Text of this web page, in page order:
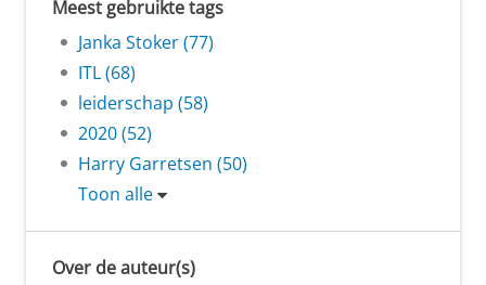
Meest gebruikte tags
Janka Stoker (77)
ITL (68)
leiderschap (58)
2020 (52)
Harry Garretsen (50)
Toon alle
Over de auteur(s)